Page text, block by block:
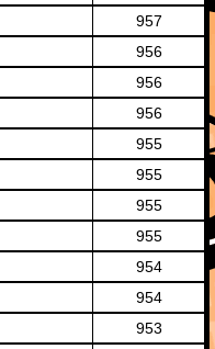
957
956
956
956
955
955
955
955
954
954
953